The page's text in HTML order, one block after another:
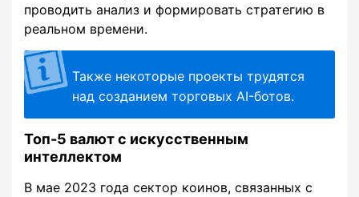
проводить анализ и формировать стратегию в
реальном времени.
Также некоторые проекты трудятся
над созданием торговых AI-ботов.
Топ-5 валют с искусственным
интеллектом
В мае 2023 года сектор коинов, связанных с